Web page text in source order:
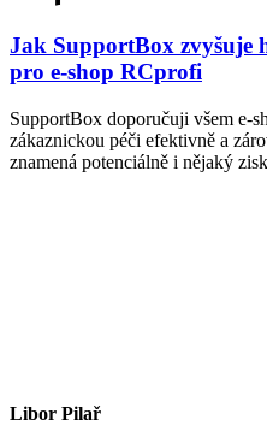
Jak SupportBox zvyšuje
pro e-shop RCprofi
SupportBox doporučuji všem e-
zákaznickou péči efektivně a
znamená potenciálně i nějaký
Libor Pilař